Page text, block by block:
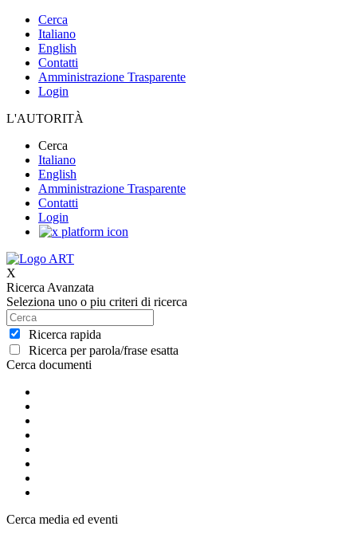
Cerca
Italiano
English
Contatti
Amministrazione Trasparente
Login
L'AUTORITÀ
Cerca
Italiano
English
Amministrazione Trasparente
Contatti
Login
X
Ricerca Avanzata
Seleziona uno o piu criteri di ricerca
Ricerca rapida
Ricerca per parola/frase esatta
Cerca documenti
Cerca media ed eventi